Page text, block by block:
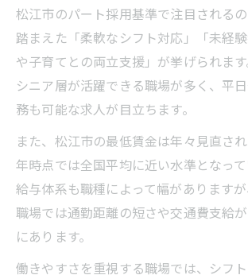
松江市のパート採用基準で注目される
踏まえた「柔軟なシフト対応」「未経
や子育てとの両立支援」が挙げられま
シニア層が活躍できる職場が多く、平
務も可能な求人が目立ちます。
また、松江市の最低賃金は年々見直さ
年時点では全国平均に近い水準となっ
給与体系も職種によって幅があります
職場では通勤距離の短さや交通費支給
にあります。
働きやすさを重視する職場では、シフ